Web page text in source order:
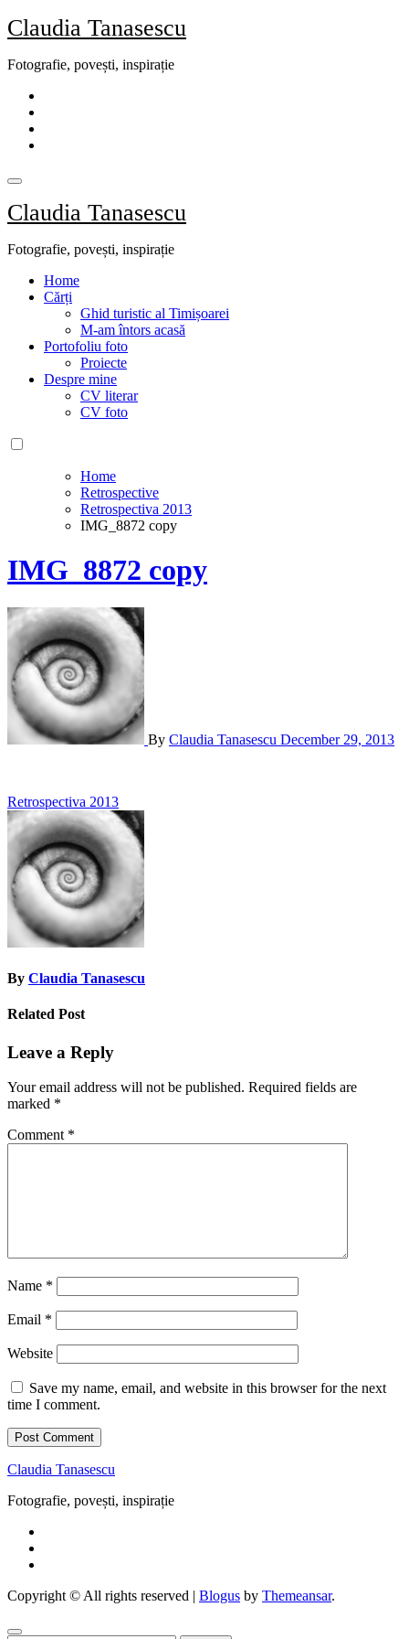
Skip
to
Claudia Tanasescu
Fotografie, povești, inspirație
Claudia Tanasescu
Fotografie, povești, inspirație
Home
Cărți
Ghid turistic al Timișoarei
M-am întors acasă
Portofoliu foto
Proiecte
Despre mine
CV literar
CV foto
Home
Retrospective
Retrospectiva 2013
IMG_8872 copy
IMG_8872 copy
By Claudia Tanasescu December 29, 2013
Post
navigation
Retrospectiva 2013
By Claudia Tanasescu
Related Post
Leave a Reply
Your email address will not be published. Required fields are
marked *
Comment *
Name *
Email *
Website
Save my name, email, and website in this browser for the next
time I comment.
Claudia Tanasescu
Fotografie, povești, inspirație
Copyright © All rights reserved | Blogus by Themeansar.